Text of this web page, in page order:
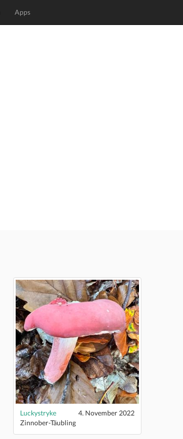
Apps
Luckystryke
4. November 2022
Zinnober-Täubling